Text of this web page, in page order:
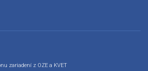
zariadení z OZE a KVET